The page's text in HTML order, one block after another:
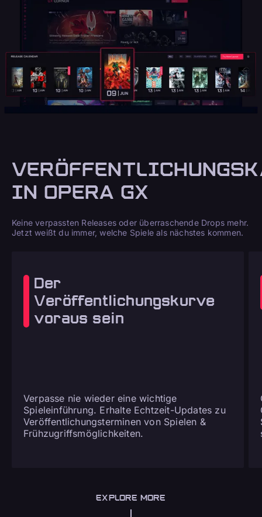
IN OPERA GX
Keine verpassten Releases oder überraschende Drops mehr.
Jetzt weißt du immer, welche Spiele als nächstes kommen.
Der
Veröffentlichungskurve
voraus sein
Verpasse nie wieder eine wichtige
Spieleinführung. Erhalte Echtzeit-Updates zu
Veröffentlichungsterminen von Spielen &
Frühzugriffsmöglichkeiten.
EXPLORE MORE